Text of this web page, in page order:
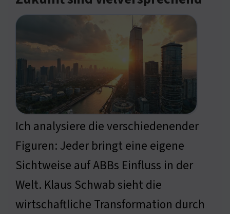
Ich analysiere die verschiedenender
Figuren: Jeder bringt eine eigene
Sichtweise auf ABBs Einfluss in der
Welt. Klaus Schwab sieht die
wirtschaftliche Transformation durch